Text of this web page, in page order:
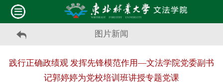
图片新闻
践行正确政绩观 发挥先锋模范作用—文法学院党委副书
记郭婷婷为党校培训班讲授专题党课